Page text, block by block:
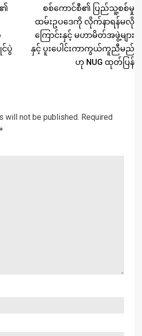
၏
ပွဲ
စစ်ကောင်စီ၏ ပြည်သူ့စစ်မှု
ထမ်းဥပဒေကို လိုက်နာရန်မလို
ကြောင်းနှင့် မဟာမိတ်အဖွဲ့များ
နှင့် ပူးပေါင်းကာကွယ်ကူညီမည်
ဟု NUG ထုတ်ပြန်
will not be published. Required
*